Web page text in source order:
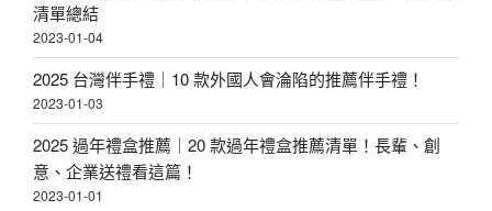
清單總結
2023-01-04
2025 台灣伴手禮｜10 款外國人會淪陷的推薦伴手禮！
2023-01-03
2025 過年禮盒推薦｜20 款過年禮盒推薦清單！長輩、創
意、企業送禮看這篇！
2023-01-01